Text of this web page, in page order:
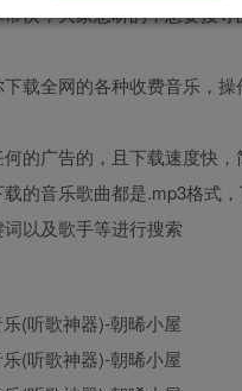
快，大家想听的，想要搜
载全网的各种收费音乐，操
的广告的，且下载速度快，
的音乐歌曲都是.mp3格式
以及歌手等进行搜索